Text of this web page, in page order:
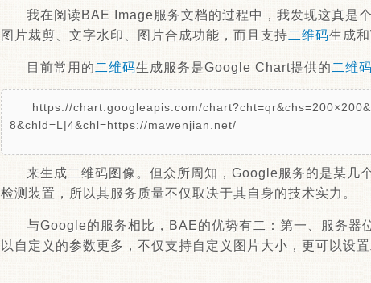
我在阅读BAE Image服务文档的过程中，我发现这真是
图片裁剪、文字水印、图片合成功能，而且支持二维码生成
目前常用的 二维码生成服务是Google Chart提供的 二维码
https://chart.googleapis.com/
8&chld=L|4&chl=https://mawenjian.net/
来生成二维码图像。但众所周知，Google服务的是某几
检测装置，所以其服务质量不仅取决于其自身的技术实力。
与Google的服务相比，BAE的优势有二：第一、服务器
以自定义的参数更多，不仅支持自定义图片大小，更可以设